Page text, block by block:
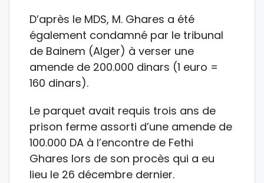
D’après le MDS, M. Ghares a été
également condamné par le tribunal
de Bainem (Alger) à verser une
amende de 200.000 dinars (1 euro =
160 dinars).
Le parquet avait requis trois ans de
prison ferme assorti d’une amende de
100.000 DA à l’encontre de Fethi
Ghares lors de son procès qui a eu
lieu le 26 décembre dernier.